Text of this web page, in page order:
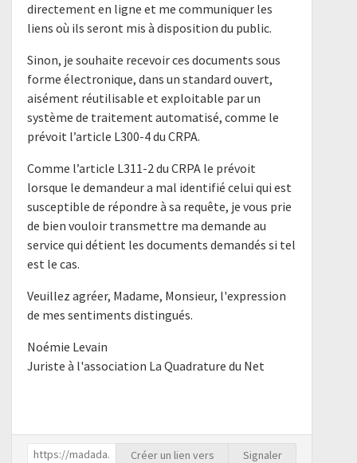
directement en ligne et me communiquer les
liens où ils seront mis à disposition du public.
Sinon, je souhaite recevoir ces documents sous
forme électronique, dans un standard ouvert,
aisément réutilisable et exploitable par un
système de traitement automatisé, comme le
prévoit l’article L300-4 du CRPA.
Comme l’article L311-2 du CRPA le prévoit
lorsque le demandeur a mal identifié celui qui est
susceptible de répondre à sa requête, je vous prie
de bien vouloir transmettre ma demande au
service qui détient les documents demandés si tel
est le cas.
Veuillez agréer, Madame, Monsieur, l'expression
de mes sentiments distingués.
Noémie Levain
Juriste à l'association La Quadrature du Net
Créer un lien vers Signaler